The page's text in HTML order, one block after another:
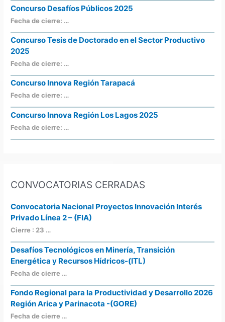
Concurso Desafíos Públicos 2025
Fecha de cierre: …
Concurso Tesis de Doctorado en el Sector Productivo
2025
Fecha de cierre: …
Concurso Innova Región Tarapacá
Fecha de cierre: …
Concurso Innova Región Los Lagos 2025
Fecha de cierre: …
CONVOCATORIAS CERRADAS
Convocatoria Nacional Proyectos Innovación Interés
Privado Línea 2 – (FIA)
Cierre : 23 …
Desafíos Tecnológicos en Minería, Transición
Energética y Recursos Hídricos-(ITL)
Fecha de cierre …
Fondo Regional para la Productividad y Desarrollo 2026
Región Arica y Parinacota -(GORE)
Fecha de cierre …